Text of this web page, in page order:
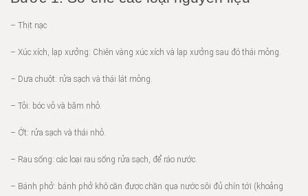
– Thịt nạc
– Xúc xích, lạp xưởng: Chiên vàng xúc xích và lạp xưởng sau đó thái mỏng.
– Dưa chuột: rửa sạch và thái lát mỏng.
– Tỏi: bóc vỏ và băm nhỏ.
– Ớt: rửa sạch và thái nhỏ.
– Rau sống: các loại rau sống rửa sạch, để ráo nước.
– Bánh phở: bánh phở khô cần được chần qua nước sôi đủ chín tới (khoảng